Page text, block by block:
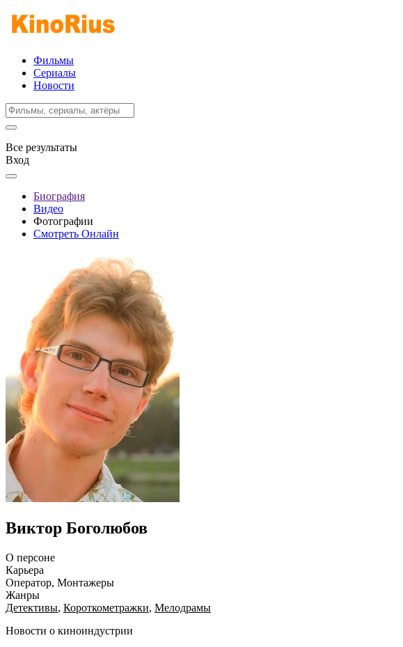
Фильмы
Сериалы
Новости
Все результаты
Вход
Биография
Видео
Фотографии
Смотреть Онлайн
Виктор Боголюбов
О персоне
Карьера
Оператор, Монтажеры
Жанры
Детективы, Короткометражки, Мелодрамы
Новости о киноиндустрии